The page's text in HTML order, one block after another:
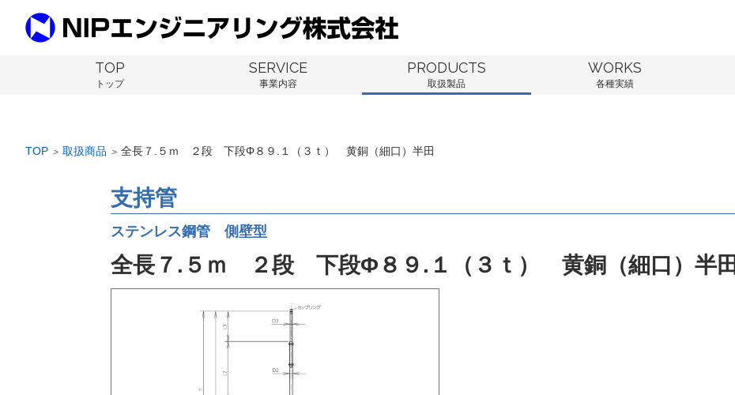
TOP
トップ
SERVICE
事業内容
PRODUCTS
取扱製品
WORKS
各種実績
TOP ＞ 取扱商品 ＞ 全長７.５ｍ ２段 下段Φ８９.１（３ｔ） 黄銅（細口）半田
支持管
ステンレス鋼管 側壁型
全長７.５ｍ ２段 下段Φ８９.１（３ｔ） 黄銅（細口）半田